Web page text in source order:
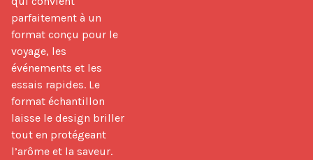
parfaitement à un
format conçu pour le
voyage, les
événements et les
essais rapides. Le
format échantillon
laisse le design briller
tout en protégeant
l’arôme et la saveur.